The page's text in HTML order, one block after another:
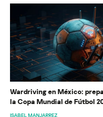
Wardriving en México:
la Copa Mundial de Fútbol
ISABEL MANJARREZ